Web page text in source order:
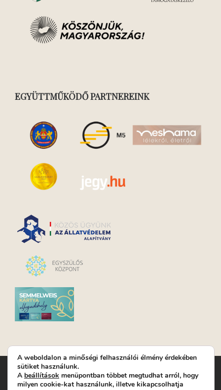
EGYÜTTMŰKÖDŐ PARTNEREINK
Turay Ida Színház Közhasznú Nonprofit Kft. | Működési
helyszín: Turay Ida Színház 1089 Budapest, Kálvária tér 6. |
A weboldalon a minőségi felhasználói élmény érdekében
sütiket használunk.
A beállítások menüpontban többet megtudhat arról, hogy
milyen cookie-kat használunk, illetve kikapcsolhatja